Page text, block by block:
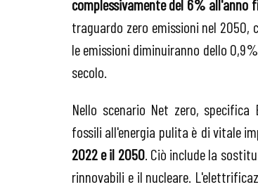
complessivamente del 6% all'anno
traguardo zero emissioni nel 2050,
le emissioni diminuiranno dello
secolo.
Nello scenario Net zero,
fossili all'energia pulita è di vitale
2022 e il 2050. Ciò include la
rinnovabili e il nucleare.